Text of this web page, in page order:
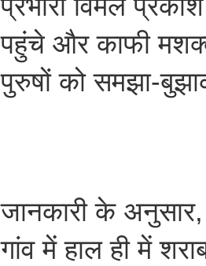
पहुंचे और काफी
पुरुषों को समझा-
जानकारी के अनुसार,
गांव में हाल ही में